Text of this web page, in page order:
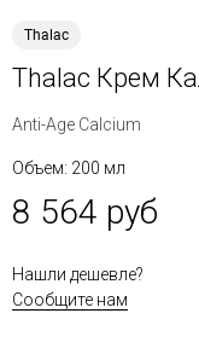
Thalac
Thalac Крем
Anti-Age Calcium
Объем: 200 мл
8 564 руб
Нашли дешевле?
Сообщите нам